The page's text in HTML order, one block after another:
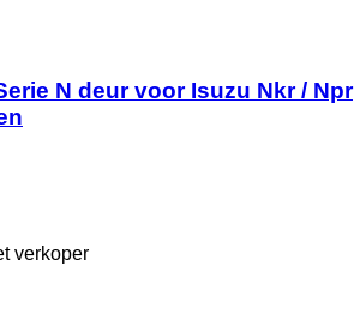
N deur voor Isuzu Nkr / Npr
verkoper